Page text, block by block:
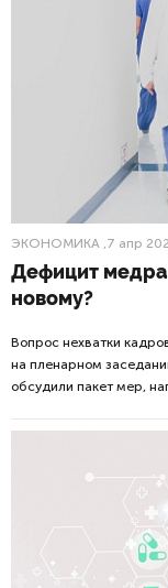
ЭКОНОМИКА ,7 апр
Дефицит
новому?
Вопрос нехватки
на пленарном
обсудили пакет мер,